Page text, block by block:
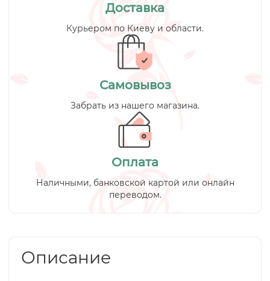
Доставка
Курьером по Киеву и области.
Самовывоз
Забрать из нашего магазина.
Оплата
Наличными, банковской картой или онлайн
переводом.
Описание